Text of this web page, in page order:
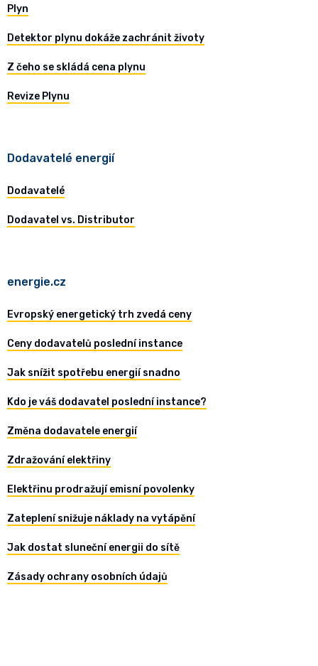
Plyn
Detektor plynu dokáže zachránit životy
Z čeho se skládá cena plynu
Revize Plynu
Dodavatelé energií
Dodavatelé
Dodavatel vs. Distributor
energie.cz
Evropský energetický trh zvedá ceny
Ceny dodavatelů poslední instance
Jak snížit spotřebu energií snadno
Kdo je váš dodavatel poslední instance?
Změna dodavatele energií
Zdražování elektřiny
Elektřinu prodražují emisní povolenky
Zateplení snižuje náklady na vytápění
Jak dostat sluneční energii do sítě
Zásady ochrany osobních údajů